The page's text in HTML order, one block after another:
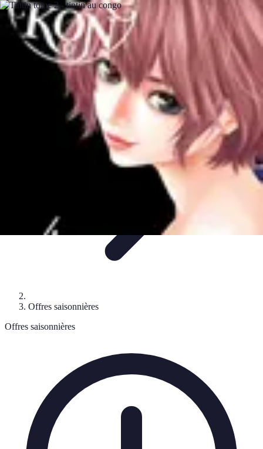
Top Soldes
Astuces d'AchatIncontournablesProduits à Surveiller
Astuces et
Conseils Astuces et conseils
Top Soldes
Offres saisonnières
Offres saisonnières